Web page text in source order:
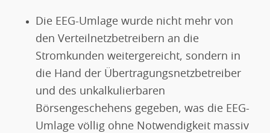
Die EEG-Umlage wurde nicht mehr von
den Verteilnetzbetreibern an die
Stromkunden weitergereicht, sondern in
die Hand der Übertragungsnetzbetreiber
und des unkalkulierbaren
Börsengeschehens gegeben, was die EEG-
Umlage völlig ohne Notwendigkeit massiv